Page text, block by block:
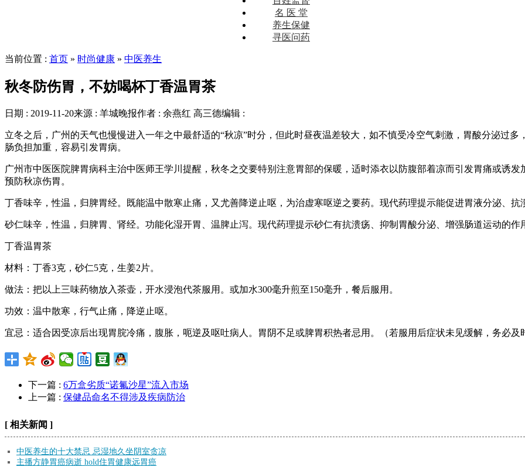
名 医 堂
养生保健
寻医问药
当前位置 : 首页 » 时尚健康 » 中医养生
秋冬防伤胃，不妨喝杯丁香温胃茶
日期 : 2019-11-20来源 : 羊城晚报作者 : 余燕红 高三德编辑 :
立冬之后，广州的天气也慢慢进入一年之中最舒适的“秋凉”时分，但此时昼夜温差较大，如不慎受冷空气刺激，胃酸分泌过
肠负担加重，容易引发胃病。
广州市中医医院脾胃病科主治中医师王学川提醒，秋冬之交要特别注意胃部的保暖，适时添衣以防腹部着凉而引发胃痛或诱
预防秋凉伤胃。
丁香味辛，性温，归脾胃经。既能温中散寒止痛，又尤善降逆止呕，为治虚寒呕逆之要药。现代药理提示能促进胃液分泌、抗
砂仁味辛，性温，归脾胃、肾经。功能化湿开胃、温脾止泻。现代药理提示砂仁有抗溃疡、抑制胃酸分泌、增强肠道运动的作
丁香温胃茶
材料：丁香3克，砂仁5克，生姜2片。
做法：把以上三味药物放入茶壶，开水浸泡代茶服用。或加水300毫升煎至150毫升，餐后服用。
功效：温中散寒，行气止痛，降逆止呕。
宜忌：适合因受凉后出现胃脘冷痛，腹胀，呃逆及呕吐病人。胃阴不足或脾胃积热者忌用。（若服用后症状未见缓解，务必及
下一篇 : 6万盒劣质“诺氟沙星”流入市场
上一篇 : 保健品命名不得涉及疾病防治
[ 相关新闻 ]
中医养生的十大禁忌 忌湿地久坐阴室贪凉
主播方静胃癌病逝 hold住胃健康远胃癌